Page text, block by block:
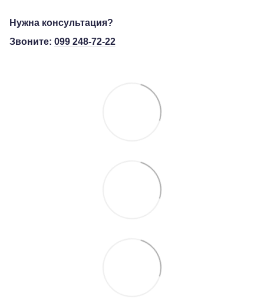
Нужна консультация?
Звоните: 099 248-72-22